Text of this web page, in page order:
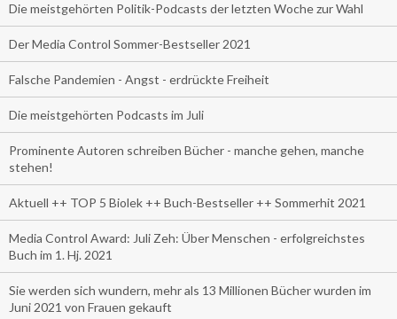
Die meistgehörten Politik-Podcasts der letzten Woche zur Wahl
Der Media Control Sommer-Bestseller 2021
Falsche Pandemien - Angst - erdrückte Freiheit
Die meistgehörten Podcasts im Juli
Prominente Autoren schreiben Bücher - manche gehen, manche
stehen!
Aktuell ++ TOP 5 Biolek ++ Buch-Bestseller ++ Sommerhit 2021
Media Control Award: Juli Zeh: Über Menschen - erfolgreichstes
Buch im 1. Hj. 2021
Sie werden sich wundern, mehr als 13 Millionen Bücher wurden im
Juni 2021 von Frauen gekauft